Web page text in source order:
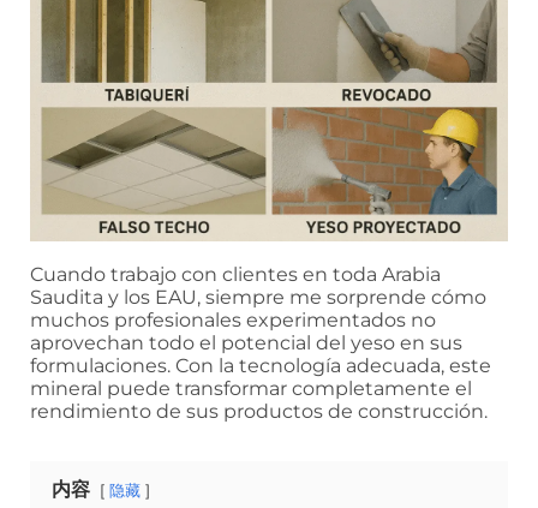
Cuando trabajo con clientes en toda Arabia
Saudita y los EAU, siempre me sorprende cómo
muchos profesionales experimentados no
aprovechan todo el potencial del yeso en sus
formulaciones. Con la tecnología adecuada, este
mineral puede transformar completamente el
rendimiento de sus productos de construcción.
内容 隐藏